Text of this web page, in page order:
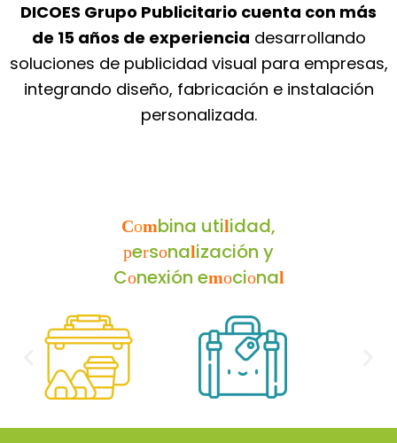
DICOES Grupo Publicitario cuenta con más
de 15 años de experiencia desarrollando
soluciones de publicidad visual para empresas,
integrando diseño, fabricación e instalación
personalizada.
Combina utilidad,
personalización y
Conexión emocional